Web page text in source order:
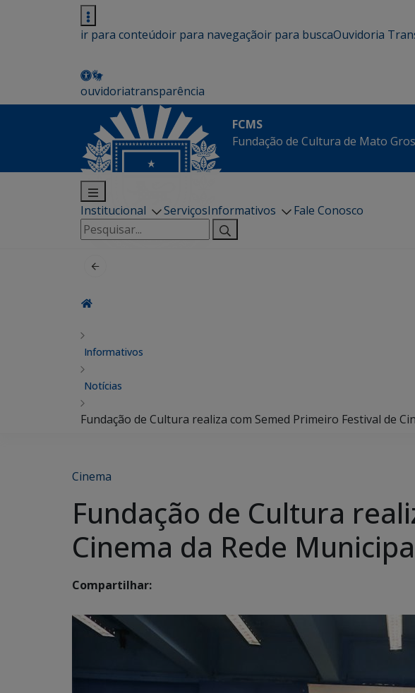
ir para conteúdoir para navegaçãoir para buscaOuvidoria
ouvidoriatransparência
FCMS
Fundação de Cultura de Mato
Institucional ServiçosInformativos
Fale Conosco
Pesquisar
por:
Informativos
Notícias
Fundação de Cultura realiza com Semed Primeiro Festival de
Cinema
Fundação de Cultura
Cinema da Rede
Compartilhar: